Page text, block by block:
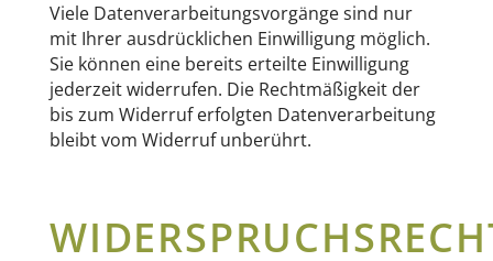
Viele Datenverarbeitungsvorgänge sind nur
mit Ihrer ausdrücklichen Einwilligung möglich.
Sie können eine bereits erteilte Einwilligung
jederzeit widerrufen. Die Rechtmäßigkeit der
bis zum Widerruf erfolgten Datenverarbeitung
bleibt vom Widerruf unberührt.